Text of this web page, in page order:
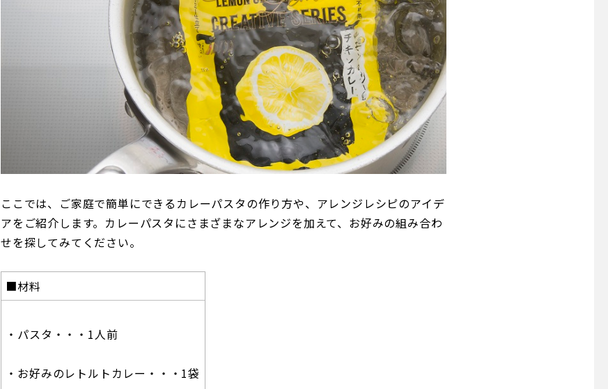
ここでは、ご家庭で簡単にできるカレーパスタの作り方や、アレンジレシピのアイデ
アをご紹介します。カレーパスタにさまざまなアレンジを加えて、お好みの組み合わ
せを探してみてください。
■材料
・パスタ・・・1人前
・お好みのレトルトカレー・・・1袋